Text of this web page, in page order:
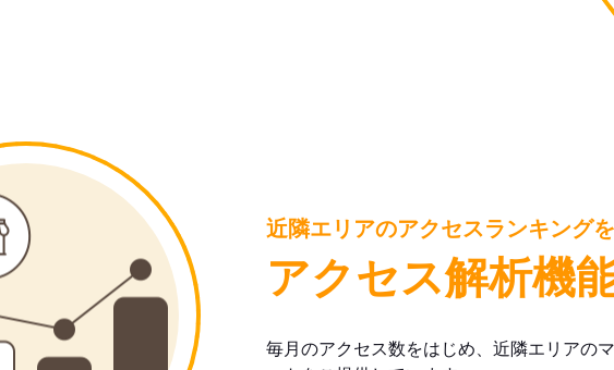
近隣エリアのアクセスランキング
アクセス解析機
毎月のアクセス数をはじめ、近隣エリアの